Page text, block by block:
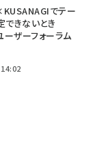
でテー
できないとき
ーザーフォーラム